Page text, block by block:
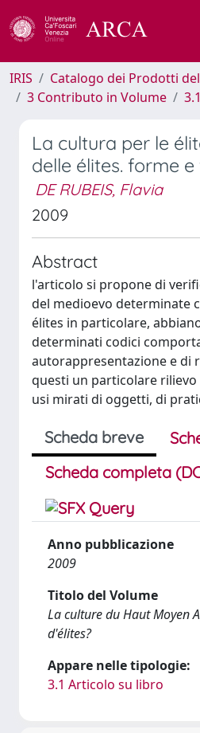
IRIS
Catalogo dei Prodotti
3 Contributo in Volume
La cultura per le
delle élites. forme
DE RUBEIS, Flavia
2009
Abstract
l'articolo si propone di
del medioevo determinate
élites in particolare,
determinati codici
autorappresentazione e di
questi un particolare
usi mirati di oggetti, di
Scheda breve
Scheda completa
Anno pubblicazione
2009
Titolo del Volume
La culture du Haut Moyen
d'élites?
Appare nelle tipologie:
3.1 Articolo su libro